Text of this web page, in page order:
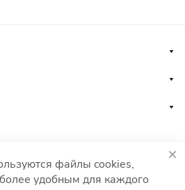
файлы cookies,
удобным для каждого